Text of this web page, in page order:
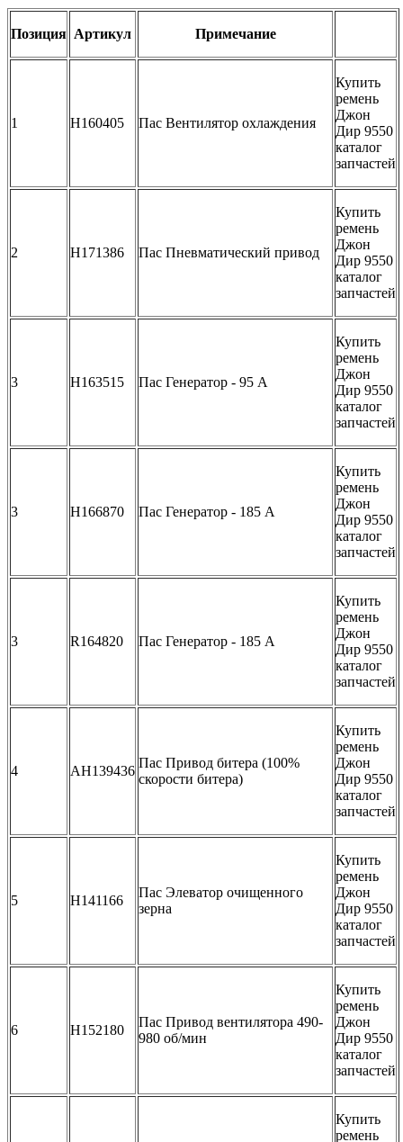
Позиция Артикул Примечание
1 H160405 Пас Вентилятор охлаждения
Купить
ремень
Джон
Дир 9550
каталог
запчастей
2 H171386 Пас Пневматический привод
Купить
ремень
Джон
Дир 9550
каталог
запчастей
3 H163515 Пас Генератор - 95 А
Купить
ремень
Джон
Дир 9550
каталог
запчастей
3 H166870 Пас Генератор - 185 А
Купить
ремень
Джон
Дир 9550
каталог
запчастей
3 R164820 Пас Генератор - 185 А
Купить
ремень
Джон
Дир 9550
каталог
запчастей
4 AH139436
Пас Привод битера (100%
скорости битера)
Купить
ремень
Джон
Дир 9550
каталог
запчастей
5 H141166
Пас Элеватор очищенного
зерна
Купить
ремень
Джон
Дир 9550
каталог
запчастей
6 H152180
Пас Привод вентилятора 490-
980 об/мин
Купить
ремень
Джон
Дир 9550
каталог
запчастей
Купить
ремень